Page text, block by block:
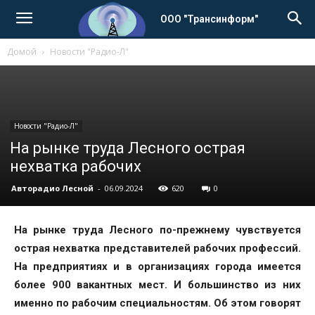
ООО "Трансинформ"
Домой Новости "Радио-Л"
Новости "Радио-Л"
На рынке труда Лесного острая
нехватка рабочих
Авторадио Лесной - 06.09.2024 620 0
На рынке труда Лесного по-прежнему чувствуется
острая нехватка представителей рабочих профессий.
На предприятиях и в организациях города имеется
более 900 вакантных мест. И большинство из них
именно по рабочим специальностям. Об этом говорят